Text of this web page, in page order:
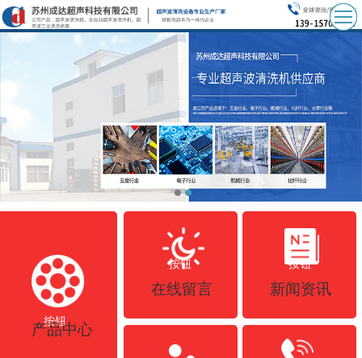
新闻资讯
按钮
在线留言
按钮
产品中心
按钮